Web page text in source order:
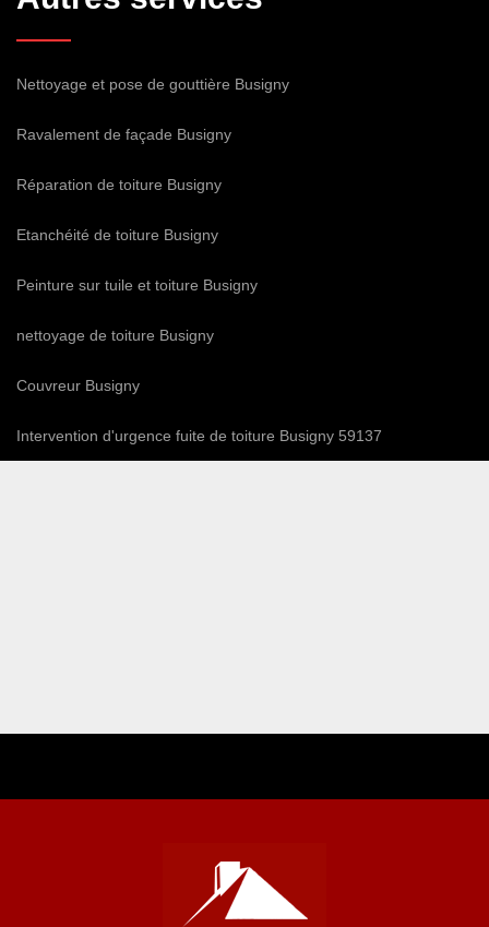
Nettoyage et pose de gouttière Busigny
Ravalement de façade Busigny
Réparation de toiture Busigny
Etanchéité de toiture Busigny
Peinture sur tuile et toiture Busigny
nettoyage de toiture Busigny
Couvreur Busigny
Intervention d'urgence fuite de toiture Busigny 59137